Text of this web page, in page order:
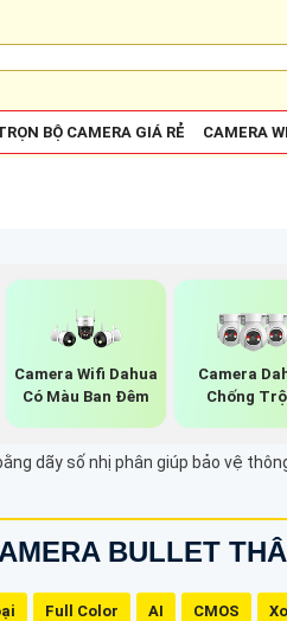
BỘ CAMERA GIÁ RẺ CAMERA
Camera Wifi Dahua
Có Màu Ban Đêm
Camera
Chống
dãy số nhị phân giúp bảo vệ
BULLET
Full Color AI CMOS